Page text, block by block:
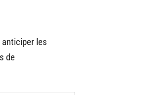
anticiper les
de